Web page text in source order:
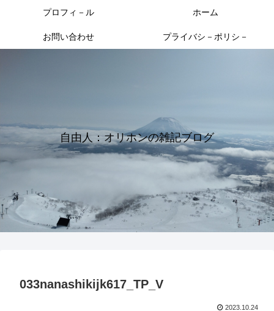
自由人：オリホンの雑記ブログ
プロフィ－ル ホーム
お問い合わせ プライバシ－ポリシ－
033nanashikijk617_TP_V
2023.10.24